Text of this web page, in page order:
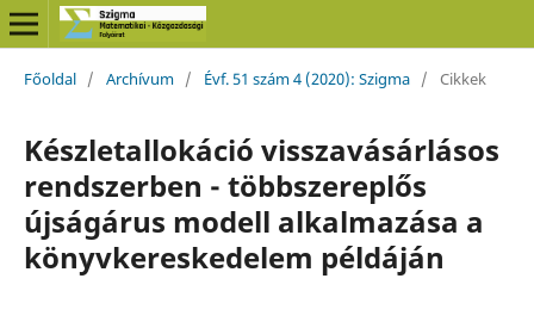
Főoldal / Archívum / Évf. 51 szám 4 (2020): Szigma / Cikkek
Készletallokáció visszavásárlásos
rendszerben - többszereplős
újságárus modell alkalmazása a
könyvkereskedelem példáján